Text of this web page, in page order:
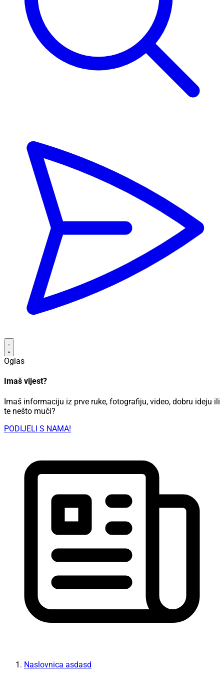
Oglas
Imaš vijest?
Imaš informaciju iz prve ruke, fotografiju, video, dobru ideju ili
te nešto muči?
PODIJELI S NAMA!
Naslovnica asdasd